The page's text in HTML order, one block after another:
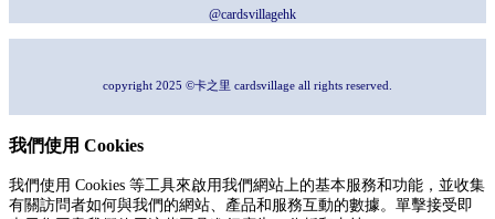
@cardsvillagehk
copyright 2025 ©卡之里 cardsvillage all rights reserved.
我們使用 Cookies
我們使用 Cookies 等工具來啟用我們網站上的基本服務和功能，並收集
有關訪問者如何與我們的網站、產品和服務互動的數據。單擊接受即